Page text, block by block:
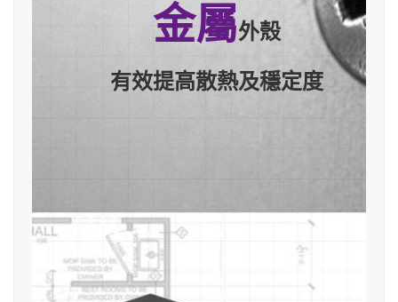
金屬外殼
有效提高散熱及穩定度